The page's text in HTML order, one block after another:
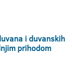
i duvanskih
prihodom